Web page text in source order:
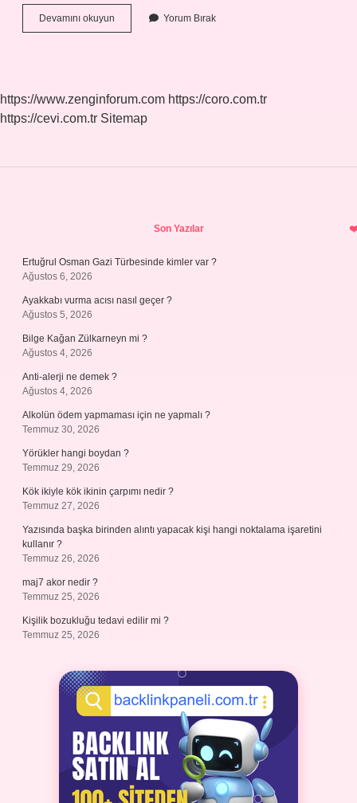
Devamını okuyun
Ağacı
Yorum Bırak
https://www.zenginforum.com https://coro.com.tr
https://cevi.com.tr Sitemap
Son Yazılar
Ertuğrul Osman Gazi Türbesinde kimler var ?
Ağustos 6, 2026
Ayakkabı vurma acısı nasıl geçer ?
Ağustos 5, 2026
Bilge Kağan Zülkarneyn mi ?
Ağustos 4, 2026
Anti-alerji ne demek ?
Ağustos 4, 2026
Alkolün ödem yapmaması için ne yapmalı ?
Temmuz 30, 2026
Yörükler hangi boydan ?
Temmuz 29, 2026
Kök ikiyle kök ikinin çarpımı nedir ?
Temmuz 27, 2026
Yazısında başka birinden alıntı yapacak kişi hangi noktalama işaretini
kullanır ?
Temmuz 26, 2026
maj7 akor nedir ?
Temmuz 25, 2026
Kişilik bozukluğu tedavi edilir mi ?
Temmuz 25, 2026